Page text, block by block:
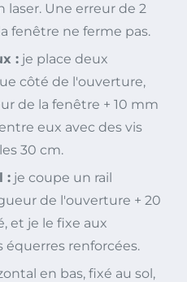
laser. Une erreur de 2
fenêtre ne ferme pas.
: je place deux
côté de l'ouverture,
de la fenêtre + 10 mm
eux avec des vis
30 cm.
: je coupe un rail
de l'ouverture + 20
et je le fixe aux
renforcées.
en bas, fixé au sol,